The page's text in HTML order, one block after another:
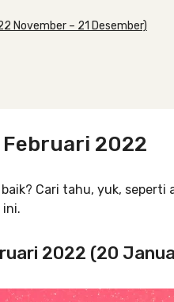
November – 21 Desember)
Februari 2022
Cari tahu, yuk, seperti
ini.
2022 (20